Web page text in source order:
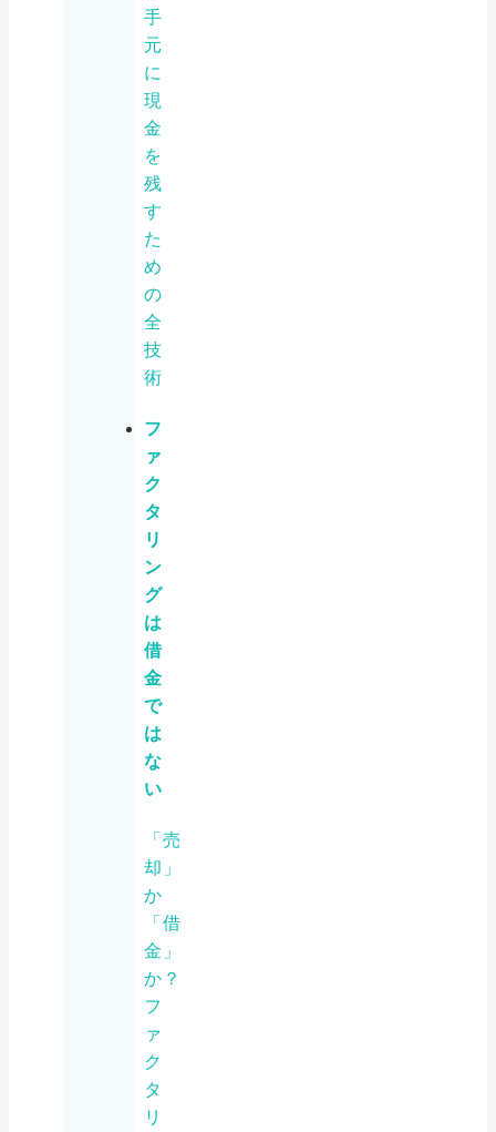
手
元
に
現
金
を
残
す
た
め
の
全
技
術
フ
ァ
ク
タ
リ
ン
グ
は
借
金
で
は
な
い
「売
却」
か
「借
金」
か？
フ
ァ
ク
タ
リ